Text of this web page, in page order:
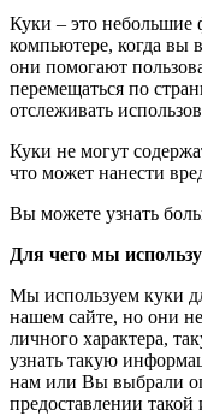
Куки – это небольшие
компьютере, когда вы
они помогают
перемещаться по
отслеживать
Куки не могут
что может нанести
Вы можете узнать
Для чего мы
Мы используем куки
нашем сайте, но они
личного характера,
узнать такую
нам или Вы выбрали
предоставлении